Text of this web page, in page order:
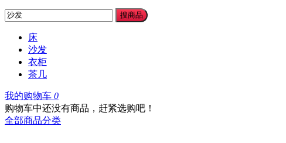
搜商品
床
沙发
衣柜
茶几
我的购物车 0
购物车中还没有商品，赶紧选购吧！
全部商品分类